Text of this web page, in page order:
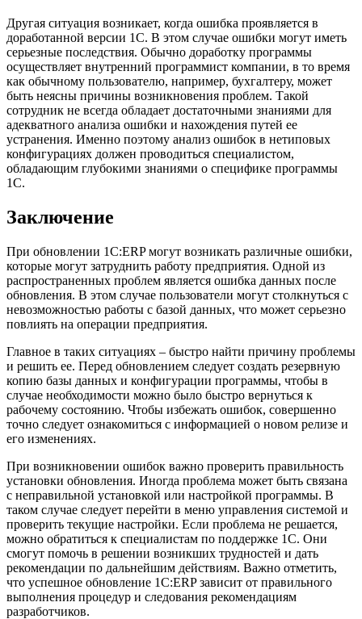
Другая ситуация возникает, когда ошибка проявляется в
доработанной версии 1С. В этом случае ошибки могут иметь
серьезные последствия. Обычно доработку программы
осуществляет внутренний программист компании, в то время
как обычному пользователю, например, бухгалтеру, может
быть неясны причины возникновения проблем. Такой
сотрудник не всегда обладает достаточными знаниями для
адекватного анализа ошибки и нахождения путей ее
устранения. Именно поэтому анализ ошибок в нетиповых
конфигурациях должен проводиться специалистом,
обладающим глубокими знаниями о специфике программы
1С.
Заключение
При обновлении 1С:ERP могут возникать различные ошибки,
которые могут затруднить работу предприятия. Одной из
распространенных проблем является ошибка данных после
обновления. В этом случае пользователи могут столкнуться с
невозможностью работы с базой данных, что может серьезно
повлиять на операции предприятия.
Главное в таких ситуациях – быстро найти причину проблемы
и решить ее. Перед обновлением следует создать резервную
копию базы данных и конфигурации программы, чтобы в
случае необходимости можно было быстро вернуться к
рабочему состоянию. Чтобы избежать ошибок, совершенно
точно следует ознакомиться с информацией о новом релизе и
его изменениях.
При возникновении ошибок важно проверить правильность
установки обновления. Иногда проблема может быть связана
с неправильной установкой или настройкой программы. В
таком случае следует перейти в меню управления системой и
проверить текущие настройки. Если проблема не решается,
можно обратиться к специалистам по поддержке 1С. Они
смогут помочь в решении возникших трудностей и дать
рекомендации по дальнейшим действиям. Важно отметить,
что успешное обновление 1С:ERP зависит от правильного
выполнения процедур и следования рекомендациям
разработчиков.